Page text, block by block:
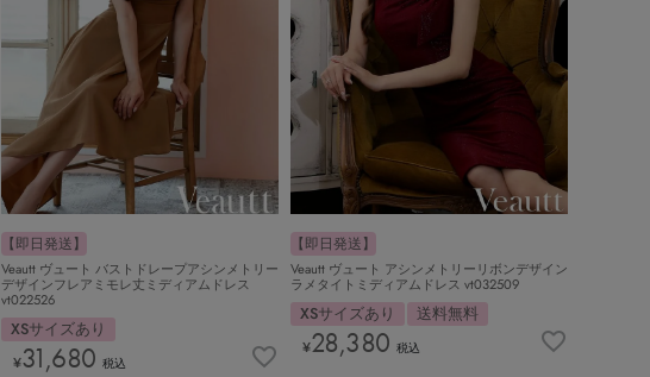
【即日発送】
Veautt ヴュート バストドレープアシンメトリー
デザインフレアミモレ丈ミディアムドレス
vt022526
XSサイズあり
¥31,680 税込
【即日発送】
Veautt ヴュート アシンメトリーリボンデザイン
ラメタイトミディアムドレス vt032509
XSサイズあり 送料無料
¥28,380 税込